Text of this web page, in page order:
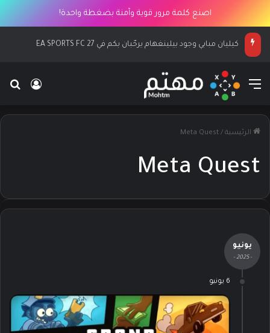
اصنع كلمة مرور قوية وآمنة بضغطة واحدة!
كيليان مبابي وجود بيلينغهام يرحّبان بكم في EA SPORTS FC 27
القائمة
الرئيسية /
Meta Quest
Meta Quest
يونيو
- 2025 -
6 يونيو